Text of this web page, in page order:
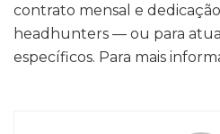
contrato mensal e
headhunters — ou para
específicos. Para mais